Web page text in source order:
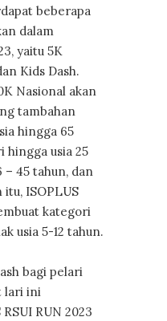
beberapa
dalam
yaitu 5K
Kids Dash.
Nasional akan
tambahan
hingga 65
hingga usia 25
– 45 tahun, dan
itu, ISOPLUS
kategori
usia 5-12 tahun.
bagi pelari
lari ini
RUN 2023